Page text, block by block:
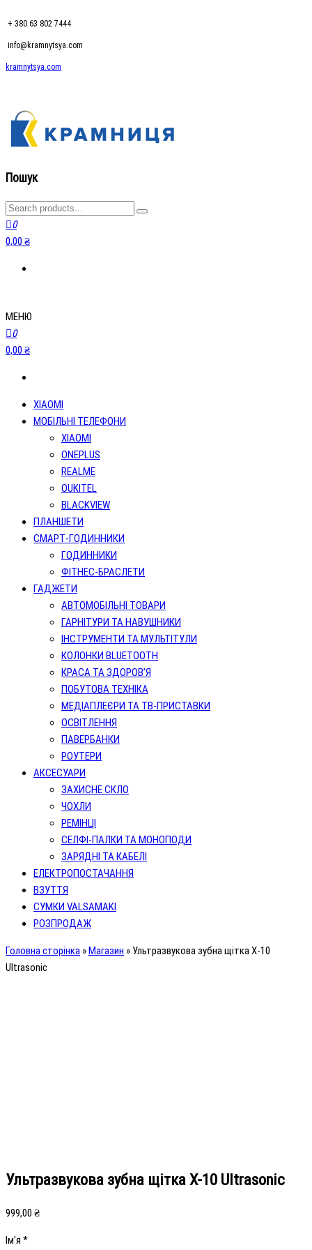
+ 380 63 802 7444
info@kramnytsya.com
kramnytsya.com
kramnytsya.com
Розумний вибір
Пошук
0
0,00 ₴
МЕНЮ
0
0,00 ₴
XIAOMI
МОБІЛЬНІ ТЕЛЕФОНИ
XIAOMI
ONEPLUS
REALME
OUKITEL
BLACKVIEW
ПЛАНШЕТИ
СМАРТ-ГОДИННИКИ
ГОДИННИКИ
ФІТНЕС-БРАСЛЕТИ
ГАДЖЕТИ
АВТОМОБІЛЬНІ ТОВАРИ
ГАРНІТУРИ ТА НАВУШНИКИ
ІНСТРУМЕНТИ ТА МУЛЬТІТУЛИ
КОЛОНКИ BLUETOOTH
КРАСА ТА ЗДОРОВ’Я
ПОБУТОВА ТЕХНІКА
МЕДІАПЛЕЄРИ ТА ТВ-ПРИСТАВКИ
ОСВІТЛЕННЯ
ПАВЕРБАНКИ
РОУТЕРИ
АКСЕСУАРИ
ЗАХИСНЕ СКЛО
ЧОХЛИ
РЕМІНЦІ
СЕЛФІ-ПАЛКИ ТА МОНОПОДИ
ЗАРЯДНІ ТА КАБЕЛІ
ЕЛЕКТРОПОСТАЧАННЯ
ВЗУТТЯ
СУМКИ VALSAMAKI
РОЗПРОДАЖ
Головна сторінка »Магазин » Ультразвукова зубна щітка X-10
Ultrasonic
Ультразвукова зубна щітка X-10 Ultrasonic
999,00 ₴
Ім'я *